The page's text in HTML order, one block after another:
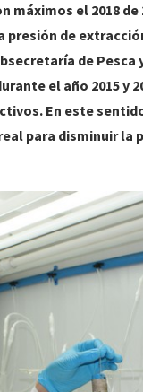
máximos el 2018
de
de Pesca
el año 2015 y
En este
para disminuir la